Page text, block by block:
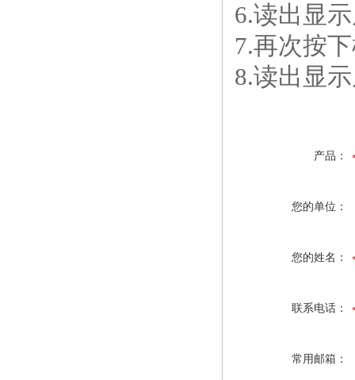
6.读出显
7.再次按
8.读出显
产品：
您的单位：
您的姓名：
联系电话：
常用邮箱：